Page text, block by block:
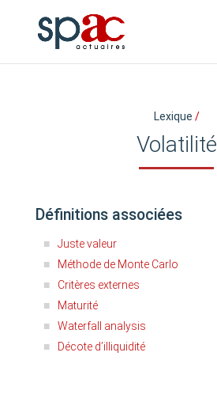
Lexique /
Volatilité
Définitions associées
Juste valeur
Méthode de Monte Carlo
Critères externes
Maturité
Waterfall analysis
Décote d’illiquidité